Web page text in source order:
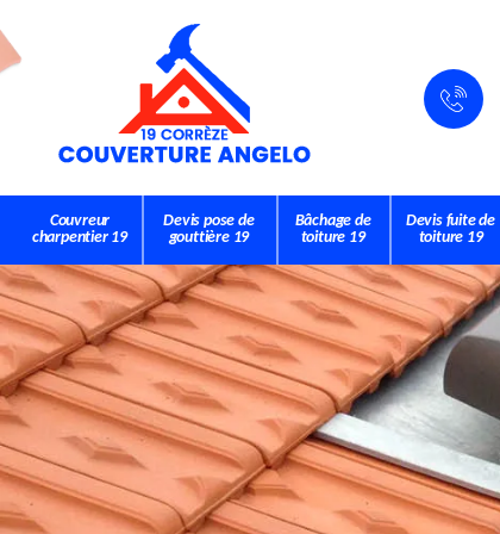
Couvreur
charpentier 19
Devis pose de
gouttière 19
Bâchage de
toiture 19
Devis fuite de
toiture 19